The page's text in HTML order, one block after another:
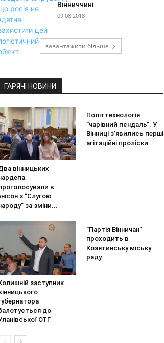
Вінниччині
09.08.2018
завантажити більше
ГАРЯЧІ НОВИНИ
вінницьких
в
з “Слугою
за зміни...
Політтехнологія
“чарівний пєндаль”. У
Вінниці з’явились перші
агітаційні проліски
заступник
до
ОТГ
“Партія Вінничан”
проходить в
Козятинську міську
раду